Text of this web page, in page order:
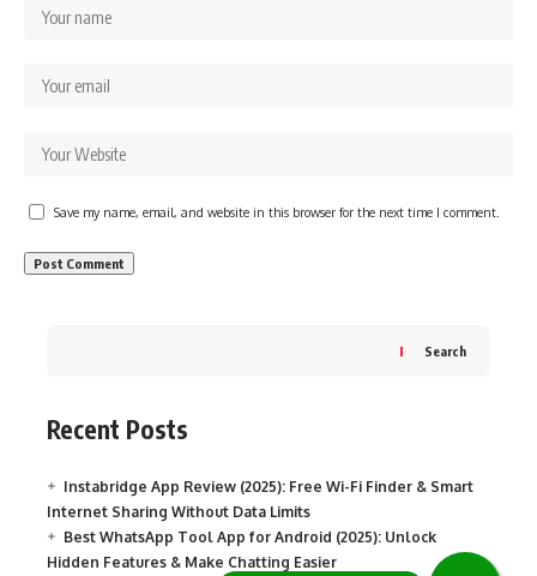
Save my name, email, and website in this browser for the next time I comment.
Search
Recent Posts
Instabridge App Review (2025): Free Wi-Fi Finder & Smart
Internet Sharing Without Data Limits
Best WhatsApp Tool App for Android (2025): Unlock
Hidden Features & Make Chatting Easier